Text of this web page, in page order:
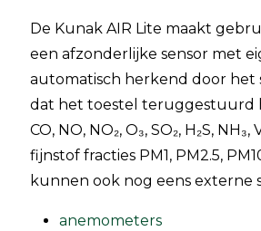
De Kunak AIR Lite maakt
een afzonderlijke sensor met
automatisch herkend door het
dat het toestel teruggestuurd
CO, NO, NO₂, O₃, SO₂, H₂S,
fijnstof fracties PM1, PM2.5,
kunnen ook nog eens externe
anemometers